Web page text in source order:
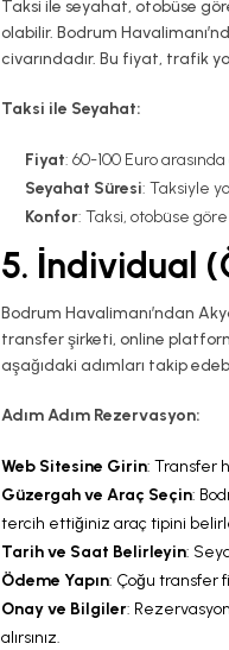
Taksi ile seyahat, otobüse
olabilir. Bodrum
civarındadır. Bu fiyat, trafik
Taksi ile Seyahat:
Fiyat: 60-100 Euro
Seyahat Süresi: Taksiyle
Konfor: Taksi, otobüse
5. İndividual
Bodrum Havalimanı’ndan
transfer şirketi, online
aşağıdaki adımları takip
Adım Adım Rezervasyon:
Web Sitesine Girin: Transfer
Güzergah ve Araç Seçin:
tercih ettiğiniz araç tipini
Tarih ve Saat Belirleyin:
Ödeme Yapın: Çoğu transfer
Onay ve Bilgiler:
alırsınız.